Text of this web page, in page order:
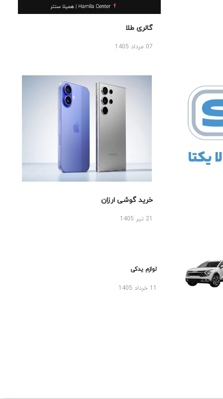
گالری طلا
07 مرداد 1405
خرید گوشی ارزان
لوازم یدکی